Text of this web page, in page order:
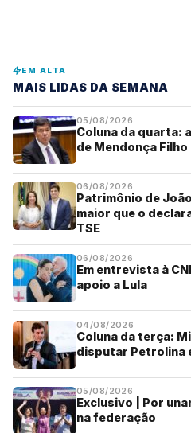
EM ALTA
MAIS LIDAS DA SEMANA
05/08/2026
Coluna da quarta:
de Mendonça Filho
06/08/2026
Patrimônio de
maior que o
TSE
06/08/2026
Em entrevista à
apoio a Lula
04/08/2026
Coluna da terça:
disputar Petrolina
05/08/2026
Exclusivo | Por
na federação